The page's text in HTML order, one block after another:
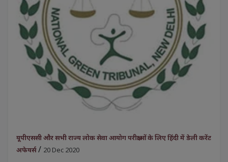
यूपीएससी और सभी राज्य लोक सेवा आयोग परीक्षाओं के लिए हिंदी में डेली करेंट
अफेयर्स/ 20 Dec 2020